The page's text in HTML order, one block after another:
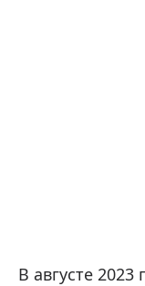
В августе